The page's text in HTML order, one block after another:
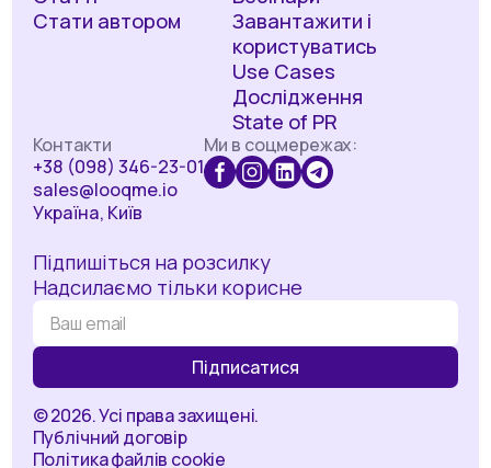
Завантажити і
користуватись
Use Cases
Дослідження
State of PR
Стати автором
Контакти
+38 (098) 346-23-01
sales@looqme.io
Україна, Київ
Ми в соцмережах:
Підпишіться на розсилку
Надсилаємо тільки корисне
© 2026. Усі права захищені.
Публічний договір
Політика файлів cookie